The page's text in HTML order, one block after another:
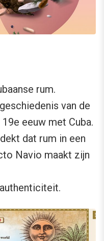
rum.
van de
eeuw met Cuba.
dat rum in een
Navio maakt zijn